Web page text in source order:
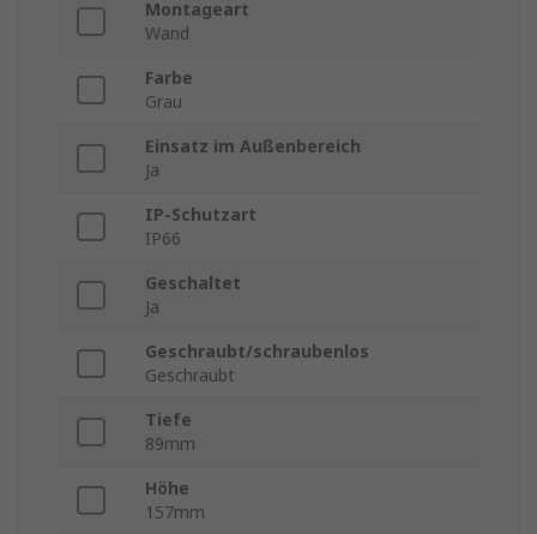
Montageart
Wand
Farbe
Grau
Einsatz im Außenbereich
Ja
IP-Schutzart
IP66
Geschaltet
Ja
Geschraubt/schraubenlos
Geschraubt
Tiefe
89mm
Höhe
157mm